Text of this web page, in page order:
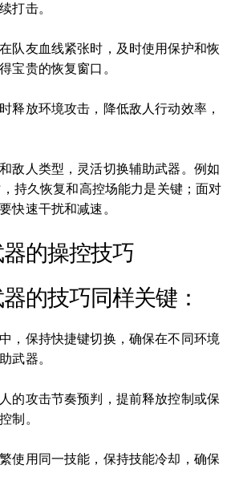
打击。
队友血线紧张时，及时使用保护和恢
宝贵的恢复窗口。
释放环境攻击，降低敌人行动效率，
敌人类型，灵活切换辅助武器。例如
持久恢复和高控场能力是关键；面对
快速干扰和减速。
的操控技巧
的技巧同样关键：
，保持快捷键切换，确保在不同环境
武器。
的攻击节奏预判，提前释放控制或保
制。
使用同一技能，保持技能冷却，确保